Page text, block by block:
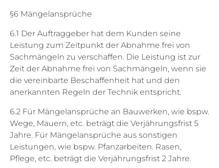
§6 Mängelansprüche
6.1 Der Auftraggeber hat dem Kunden seine
Leistung zum Zeitpunkt der Abnahme frei von
Sachmängeln zu verschaffen. Die Leistung ist zur
Zeit der Abnahme frei von Sachmängeln, wenn sie
die vereinbarte Beschaffenheit hat und den
anerkannten Regeln der Technik entspricht.
6.2 Für Mängelansprüche an Bauwerken, wie bspw.
Wege, Mauern, etc. beträgt die Verjährungsfrist 5
Jahre. Für Mängelansprüche aus sonstigen
Leistungen, wie bspw. Pfanzarbeiten. Rasen,
Pflege, etc. beträgt die Verjährungsfrist 2 Jahre.